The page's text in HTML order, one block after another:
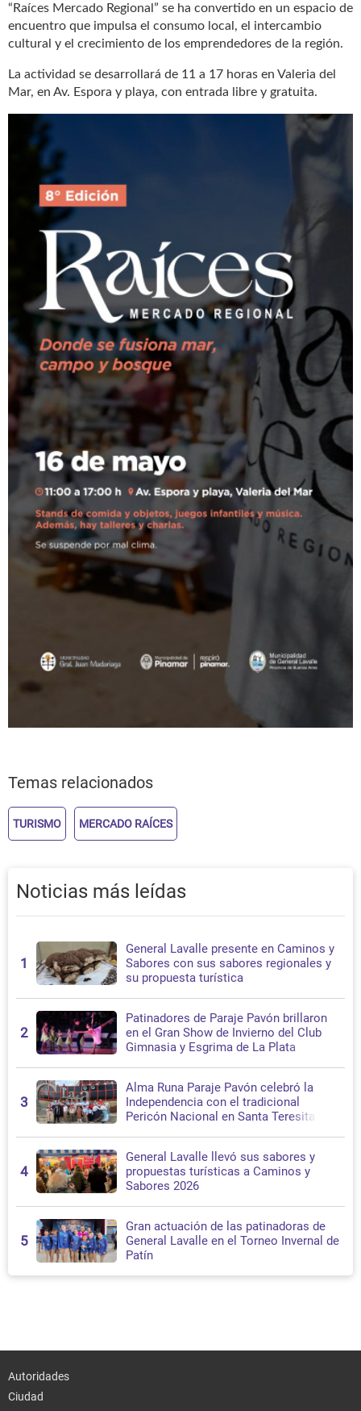
“Raíces Mercado Regional” se ha convertido en un espacio de
encuentro que impulsa el consumo local, el intercambio
cultural y el crecimiento de los emprendedores de la región.
La actividad se desarrollará de 11 a 17 horas en Valeria del
Mar, en Av. Espora y playa, con entrada libre y gratuita.
Temas relacionados
TURISMO MERCADO RAÍCES
Noticias más leídas
1
General Lavalle presente en Caminos y
Sabores con sus sabores regionales y
su propuesta turística
2
Patinadores de Paraje Pavón brillaron
en el Gran Show de Invierno del Club
Gimnasia y Esgrima de La Plata
3
Alma Runa Paraje Pavón celebró la
Independencia con el tradicional
Pericón Nacional en Santa Teresita
4
General Lavalle llevó sus sabores y
propuestas turísticas a Caminos y
Sabores 2026
5
Gran actuación de las patinadoras de
General Lavalle en el Torneo Invernal de
Patín
Autoridades
Ciudad